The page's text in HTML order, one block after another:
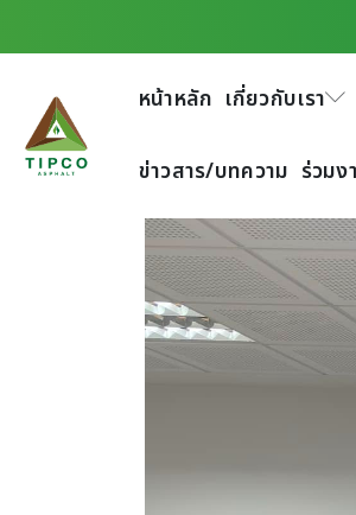
หน้าหลัก เกี่ยวกับเรา
ข่าวสาร/บทความ ร่วมง
กิจกรรมอบ
พระประแดง